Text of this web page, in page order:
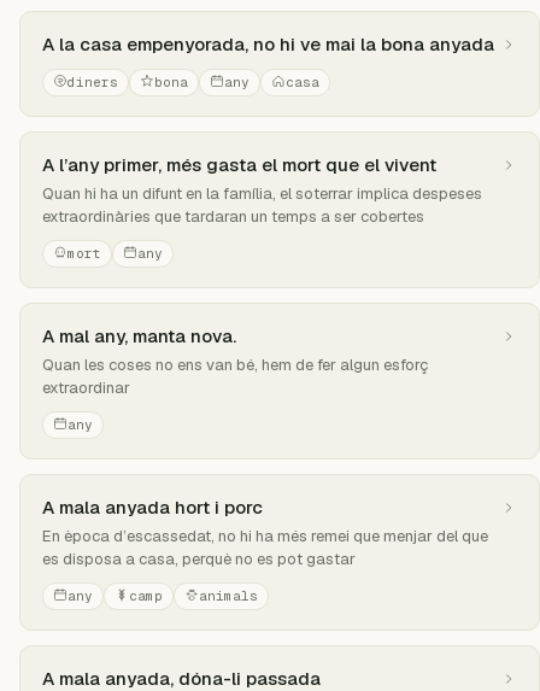
A la casa empenyorada, no hi ve mai la bona anyada
diners bona any casa
A l’any primer, més gasta el mort que el vivent
Quan hi ha un difunt en la família, el soterrar implica despeses
extraordinàries que tardaran un temps a ser cobertes
mort any
A mal any, manta nova.
Quan les coses no ens van bé, hem de fer algun esforç
extraordinar
any
A mala anyada hort i porc
En època d’escassedat, no hi ha més remei que menjar del que
es disposa a casa, perquè no es pot gastar
any camp animals
A mala anyada, dóna-li passada